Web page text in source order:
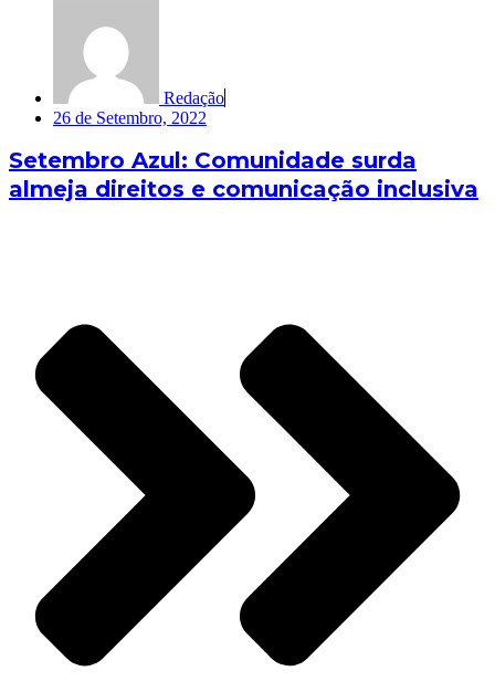
Redação
26 de Setembro, 2022
Setembro Azul: Comunidade surda
almeja direitos e comunicação inclusiva